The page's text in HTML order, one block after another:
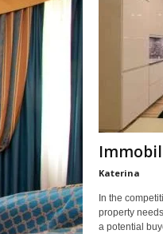
Katerina
In the
property
a potential